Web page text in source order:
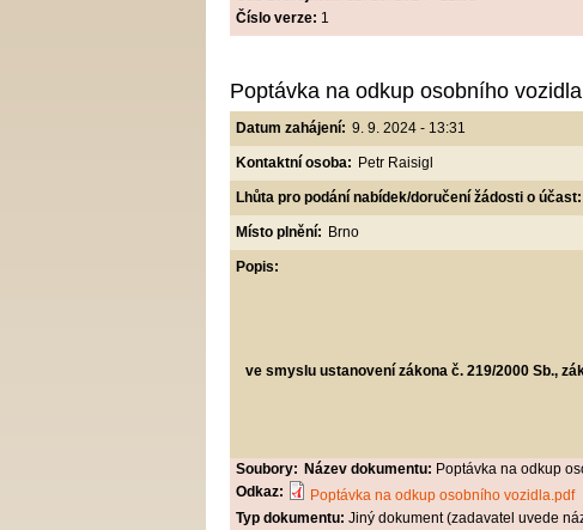
Číslo verze: 1
Poptávka na odkup osobního vozidla
Datum zahájení: 9. 9. 2024 - 13:31
Kontaktní osoba: Petr Raisigl
Lhůta pro podání nabídek/doručení žádosti o účast:
Místo plnění: Brno
Popis:
ve smyslu ustanovení zákona č. 219/2000 Sb.,
Soubory: Název dokumentu: Poptávka na odkup
Odkaz:
Poptávka na odkup osobního vozidla.pdf
Typ dokumentu: Jiný dokument (zadavatel uvede